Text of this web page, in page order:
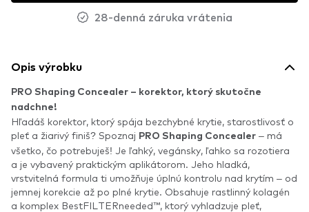
28-denná záruka vrátenia
Opis výrobku
PRO Shaping Concealer – korektor, ktorý skutočne
nadchne!
Hľadáš korektor, ktorý spája bezchybné krytie, starostlivosť o
pleť a žiarivý finiš? Spoznaj PRO Shaping Concealer – má
všetko, čo potrebuješ! Je ľahký, vegánsky, ľahko sa rozotiera
a je vybavený praktickým aplikátorom. Jeho hladká,
vrstvitelná formula ti umožňuje úplnú kontrolu nad krytím – od
jemnej korekcie až po plné krytie. Obsahuje rastlinný kolagén
a komplex BestFILTERneeded™, ktorý vyhladzuje pleť,